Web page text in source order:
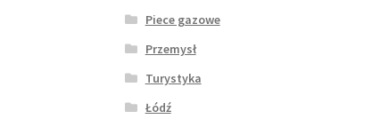
Piece gazowe
Przemysł
Turystyka
Łódź